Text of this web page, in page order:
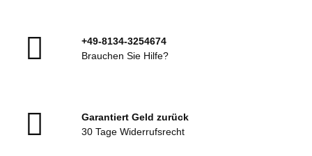
+49-8134-3254674
Brauchen Sie Hilfe?
Garantiert Geld zurück
30 Tage Widerrufsrecht